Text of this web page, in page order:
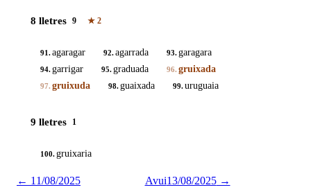
8 lletres 9 ★ 2
91.agaragar 92.agarrada 93.garagara
94.garrigar 95.graduada 96. gruixada
97. gruixuda 98.guaixada 99.uruguaia
9 lletres 1
100.gruixaria
← 11/08/2025 Avui13/08/2025→